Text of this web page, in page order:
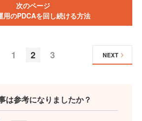
次のページ
用のPDCAを回し続ける方法
1 2 3 NEXT
は参考になりましたか？